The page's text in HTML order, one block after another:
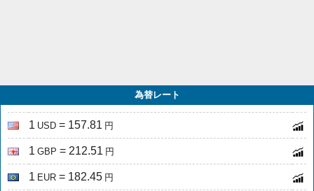
為替レート
1 USD = 157.81 円
1 GBP = 212.51 円
1 EUR = 182.45 円